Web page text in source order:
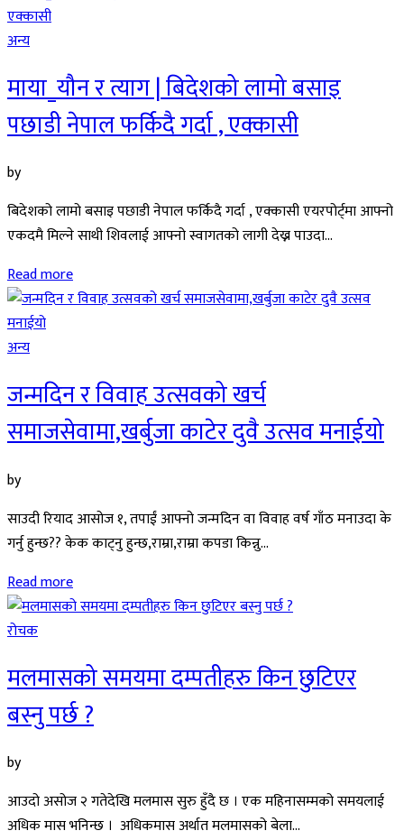
अन्य
माया_यौन र त्याग | बिदेशको लामो बसाइ
पछाडी नेपाल फर्किदै गर्दा , एक्कासी
by
बिदेशको लामो बसाइ पछाडी नेपाल फर्किदै गर्दा , एक्कासी एयरपोर्ट्मा आफ्नो
एकदमै मिल्ने साथी शिवलाई आफ्नो स्वागतको लागी देख्न पाउदा...
Read more
अन्य
जन्मदिन र विवाह उत्सवको खर्च
समाजसेवामा,खर्बुजा काटेर दुवै उत्सव मनाईयो
by
साउदी रियाद आसोज १, तपाईं आफ्नो जन्मदिन वा विवाह वर्ष गाँठ मनाउदा के
गर्नु हुन्छ?? केक काट्नु हुन्छ,राम्रा,राम्रा कपडा किन्नु...
Read more
रोचक
मलमासको समयमा दम्पतीहरु किन छुटिएर
बस्नु पर्छ ?
by
आउदो असोज २ गतेदेखि मलमास सुरु हुँदै छ । एक महिनासम्मको समयलाई
अधिक मास भनिन्छ । अधिकमास अर्थात मलमासको बेला...